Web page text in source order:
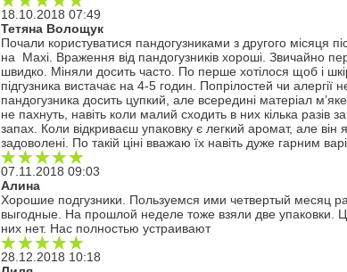
18.10.2018 07:49
Тетяна Волощук
Почали користуватися пандогузниками з другого місяця
на Maxi. Враження від пандогузників хороші. Звичайно
швидко. Міняли досить часто. По перше хотілося щоб і
підгузника вистачає на 4-5 годин. Попрілостей чи
пандогузника досить цупкий, але всередині матеріал
не пахнуть, навіть коли малий сходить в них кілька разів
запах. Коли відкриваєш упаковку є легкий аромат, але
задоволені. По такій ціні вважаю їх навіть дуже гарним
07.11.2018 09:03
Алина
Хорошие подгузники. Пользуемся ими четвертый месяц
выгодные. На прошлой неделе тоже взяли две упаковки.
них нет. Нас полностью устраивают
28.12.2018 10:18